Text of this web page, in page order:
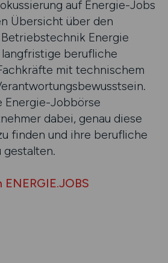
auf Energie-Jobs
Übersicht über den
Energie
berufliche
mit technischem
Energie-Jobbörse
dabei, genau diese
finden und ihre berufliche